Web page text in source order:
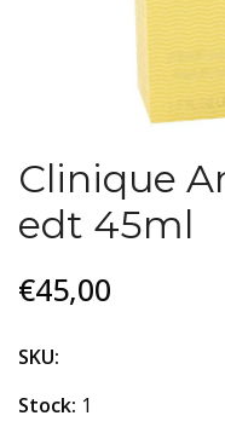
Clinique
edt 45ml
€45,00
SKU:
Stock: 1